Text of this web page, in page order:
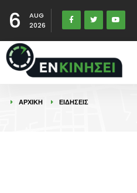
6
AUG
2026
ΑΡΧΙΚΉ ΕΙΔΉΣΕΙΣ